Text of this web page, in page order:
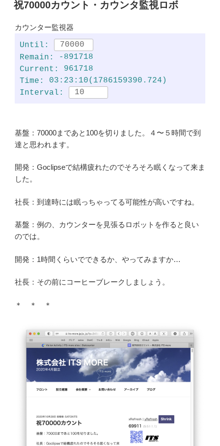
日:
祝70000カウント・カウンタ監視ロボ
カウンター監視器
Until:
Remain:
-891718
Current: 961718
Time: 03:23:10(1786159390.724)
Interval:
基盤：70000まであと100を切りました。４〜５時間で到
達と思われます。
開発：Goclipseで結構疲れたのでそろそろ眠くなって来ま
した。
社長：到達時には眠っちゃってる可能性が高いですね。
基盤：例の、カウンターを見張るロボットを作ると良い
のでは。
開発：1時間くらいでできるか、やってみますか…
社長：その前にコーヒーブレークしましょう。
＊ ＊ ＊